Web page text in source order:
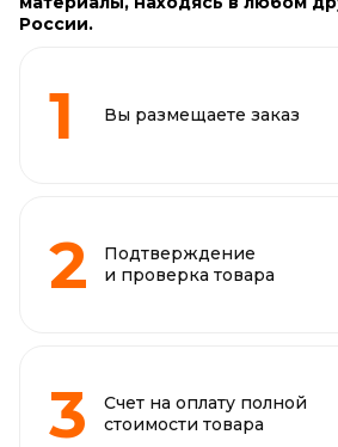
России.
Вы размещаете заказ
Подтверждение
и проверка товара
Счет на оплату полной
стоимости товара